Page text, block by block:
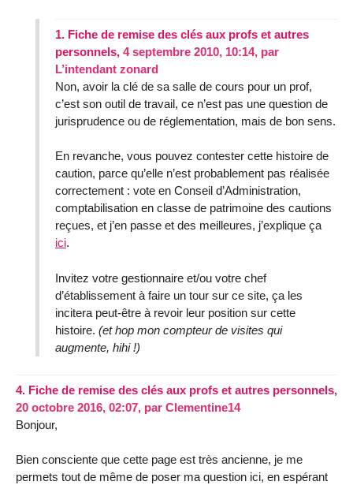
1. Fiche de remise des clés aux profs et autres
personnels, 4 septembre 2010, 10:14, par
L’intendant zonard
Non, avoir la clé de sa salle de cours pour un prof,
c’est son outil de travail, ce n’est pas une question de
jurisprudence ou de réglementation, mais de bon sens.
En revanche, vous pouvez contester cette histoire de
caution, parce qu’elle n’est probablement pas réalisée
correctement : vote en Conseil d’Administration,
comptabilisation en classe de patrimoine des cautions
reçues, et j’en passe et des meilleures, j’explique ça
ici.
Invitez votre gestionnaire et/ou votre chef
d’établissement à faire un tour sur ce site, ça les
incitera peut-être à revoir leur position sur cette
histoire. (et hop mon compteur de visites qui
augmente, hihi !)
4. Fiche de remise des clés aux profs et autres personnels,
20 octobre 2016, 02:07, par Clementine14
Bonjour,
Bien consciente que cette page est très ancienne, je me
permets tout de même de poser ma question ici, en espérant